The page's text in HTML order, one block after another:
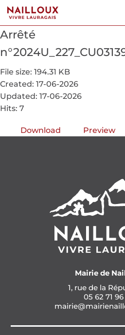
Arrêté
File size: 194.31 KB
Created: 17-06-2026
Updated: 17-06-2026
Hits: 7
Download Preview
Mairie de
1, rue de la
05 62 71